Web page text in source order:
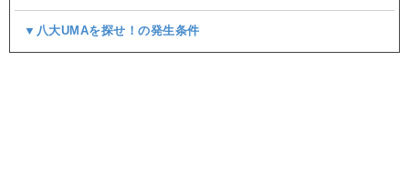
▼八大UMAを探せ！の発生条件